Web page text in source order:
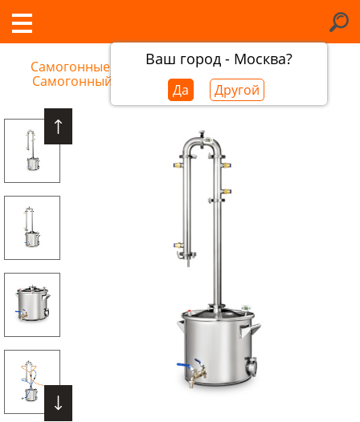
Ваш город - Москва?
Да Другой
Самогонные аппараты в Сосногорске/
Самогонный аппарат Феникс Сириус New